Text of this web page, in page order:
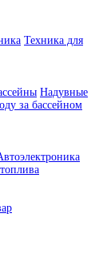
Техника для
Надувные
за бассейном